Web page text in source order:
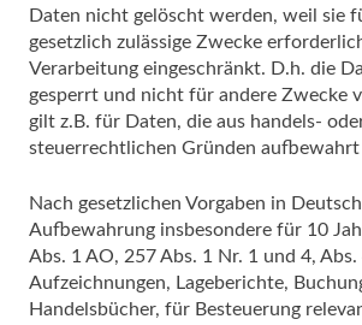
Daten nicht gelöscht werden, weil sie
gesetzlich zulässige Zwecke
Verarbeitung eingeschränkt. D.h. die
gesperrt und nicht für andere Zwecke
gilt z.B. für Daten, die aus handels-
steuerrechtlichen Gründen aufbewahrt
Nach gesetzlichen Vorgaben in
Aufbewahrung insbesondere für 10
Abs. 1 AO, 257 Abs. 1 Nr. 1 und 4, Abs.
Aufzeichnungen, Lageberichte,
Handelsbücher, für Besteuerung